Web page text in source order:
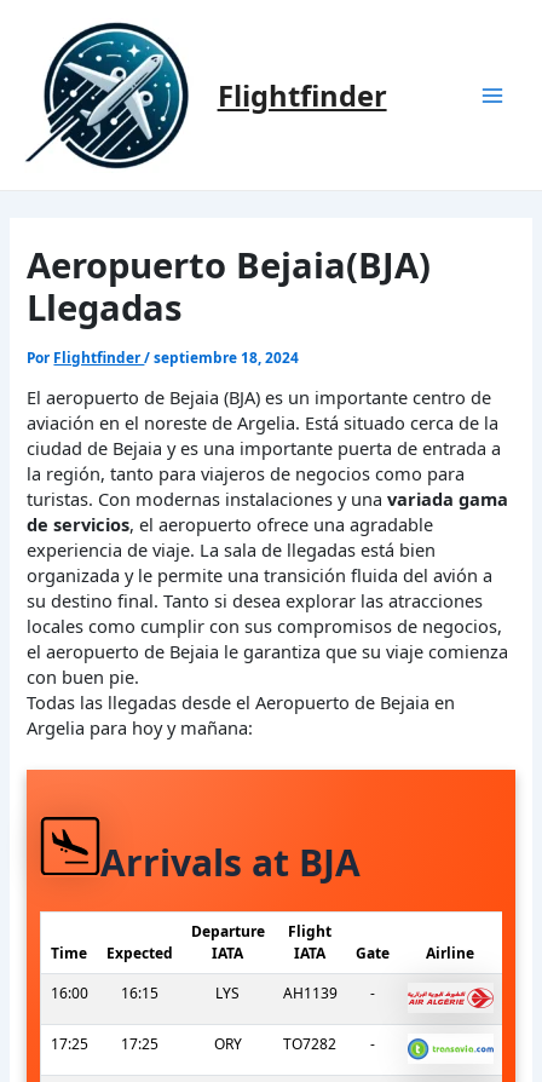
contenido
Flightfinder
Aeropuerto Bejaia(BJA)
Llegadas
Por Flightfinder/septiembre 18, 2024
El aeropuerto de Bejaia (BJA) es un importante centro de
aviación en el noreste de Argelia. Está situado cerca de la
ciudad de Bejaia y es una importante puerta de entrada a
la región, tanto para viajeros de negocios como para
turistas. Con modernas instalaciones y unavariada gama
de servicios, el aeropuerto ofrece una agradable
experiencia de viaje. La sala de llegadas está bien
organizada y le permite una transición fluida del avión a
su destino final. Tanto si desea explorar las atracciones
locales como cumplir con sus compromisos de negocios,
el aeropuerto de Bejaia le garantiza que su viaje comienza
con buen pie.
Todas las llegadas desde el Aeropuerto de Bejaia en
Argelia para hoy y mañana:
Arrivals at BJA
Time Expected
Departure
IATA
Flight
IATA
Gate
Airline
16:00
16:15 LYS AH1139 -
17:25 17:25 ORY TO7282 -